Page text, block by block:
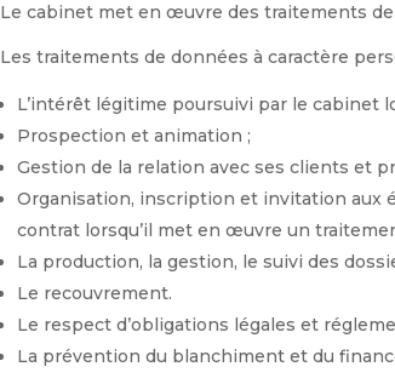
Le cabinet met en œuvre des traitements
Les traitements de données à caractère
L’intérêt légitime poursuivi par le cabinet
Prospection et animation ;
Gestion de la relation avec ses clients et
Organisation, inscription et invitation aux
contrat lorsqu’il met en œuvre un
La production, la gestion, le suivi des
Le recouvrement.
Le respect d’obligations légales et
La prévention du blanchiment et du